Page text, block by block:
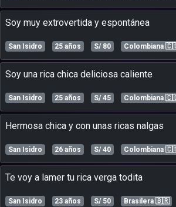
soy muy extrovertida y espontánea
San Isidro 25 años S/ 80 Colombiana
soy una rica chica deliciosa caliente
San Isidro 25 años S/ 45 Colombiana
hermosa chica y con unas ricas nalgas
San Isidro 26 años S/ 40 Colombiana
te voy a lamer tu rica verga todita
San Isidro 23 años S/ 50 Brasilera 🇧🇷